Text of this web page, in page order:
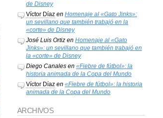
de Disney
Víctor Díazen Homenaje al «Gato Jinks»:
un sevillano que también trabajó en la
«corte» de Disney
José Luis Ortizen Homenaje al «Gato
Jinks»: un sevillano que también trabajó en
la «corte» de Disney
Diego Canalesen «Fiebre de fútbol»: la
historia animada de la Copa del Mundo
Víctor Díazen «Fiebre de fútbol»: la historia
animada de la Copa del Mundo
ARCHIVOS